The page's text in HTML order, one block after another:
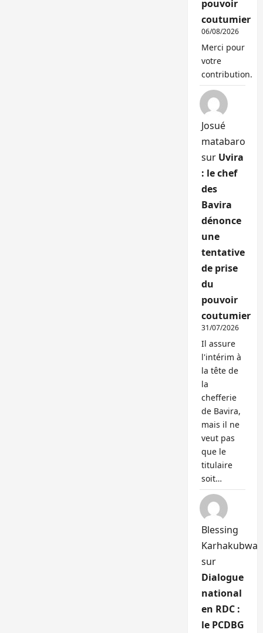
pouvoir
coutumier
06/08/2026
Merci pour
votre
contribution.
Josué
matabaro
sur Uvira
: le chef
des
Bavira
dénonce
une
tentative
de prise
du
pouvoir
coutumier
31/07/2026
Il assure
l'intérim à
la tête de
la
chefferie
de Bavira,
mais il ne
veut pas
que le
titulaire
soit…
Blessing
Karhakubwa
sur
Dialogue
national
en RDC :
le PCDBG